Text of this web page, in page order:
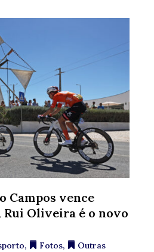
Campos vence
Oliveira é o novo
, Fotos,
Outras